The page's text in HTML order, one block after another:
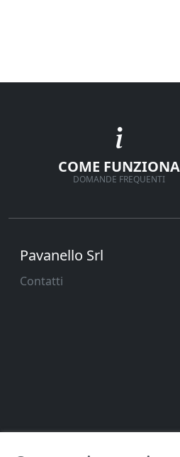
COME FUNZIONA
DOMANDE FREQUENTI
Pavanello Srl
Contatti